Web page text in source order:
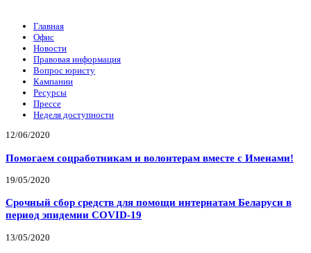
Главная
Офис
Новости
Правовая информация
Вопрос юристу
Кампании
Ресурсы
Прессе
Неделя доступности
12/06/2020
Помогаем соцработникам и волонтерам вместе с Именами!
19/05/2020
Срочный сбор средств для помощи интернатам Беларуси в
период эпидемии COVID-19
13/05/2020